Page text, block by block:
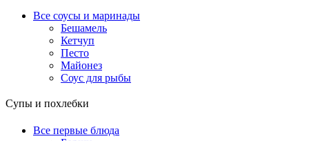
Все соусы и маринады
Бешамель
Кетчуп
Песто
Майонез
Соус для рыбы
Супы и похлебки
Все первые блюда